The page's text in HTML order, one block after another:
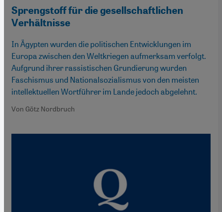
Sprengstoff für die gesellschaftlichen
Verhältnisse
In Ägypten wurden die politischen Entwicklungen im
Europa zwischen den Weltkriegen aufmerksam verfolgt.
Aufgrund ihrer rassistischen Grundierung wurden
Faschismus und Nationalsozialismus von den meisten
intellektuellen Wortführer im Lande jedoch abgelehnt.
Von Götz Nordbruch